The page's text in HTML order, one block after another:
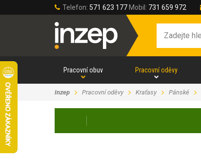
Telefon: 571 623 177 Mobil: 731 659 972
Pracovní obuv Pracovní oděvy
Inzep Pracovní oděvy Kraťasy Pánské